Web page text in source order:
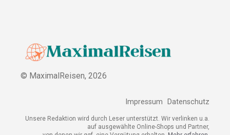
© MaximalReisen, 2026
Impressum Datenschutz
Unsere Redaktion wird durch Leser unterstützt. Wir verlinken u.a.
auf ausgewählte Online-Shops und Partner,